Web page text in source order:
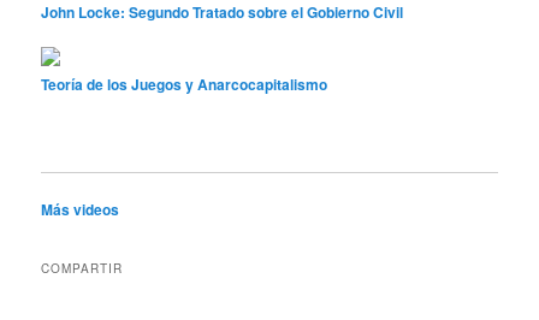
John Locke: Segundo Tratado sobre el Gobierno Civil
Teoría de los Juegos y Anarcocapitalismo
Más videos
COMPARTIR